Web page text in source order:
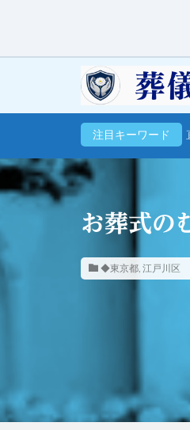
注目キーワード
お葬式の
◆東京都, 江戸川区